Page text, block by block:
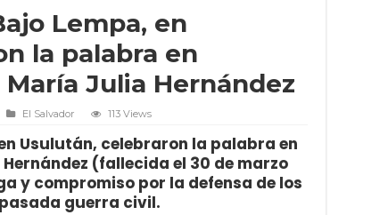
Lempa, en
la palabra en
Julia Hernández
El Salvador 113 Views
Usulután, celebraron la palabra en
(fallecida el 30 de marzo
y compromiso por la defensa de los
guerra civil.